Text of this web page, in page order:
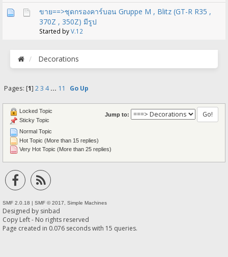
ขาย==>ชุดกรองคาร์บอน Gruppe M , Blitz (GT-R R35 ,
370Z , 350Z) มีรูป
Started byV.12
Decorations
Pages: [1] 2 3 4 ... 11 Go Up
Jump to:
Normal Topic
Hot Topic (More than 15 replies)
Very Hot Topic (More than 25 replies)
Locked Topic
Sticky Topic
SMF 2.0.18 | SMF © 2017 Simple Machines
Designed by sinbad
Copy Left - No rights reserved
Page created in 0.076 seconds with 15 queries.